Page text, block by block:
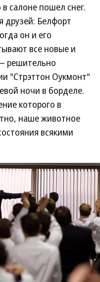
салоне пошел снег.
друзей: Белфорт
он и его
все новые и
решительно
"Стрэттон Оукмонт"
ночи в борделе.
которого в
наше животное
всякими